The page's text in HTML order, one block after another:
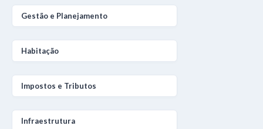
Gestão e Planejamento
Habitação
Impostos e Tributos
Infraestrutura